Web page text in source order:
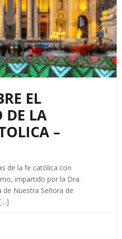
EL
DE LA
–
de la fe católica con
impartido por la Dra.
de Nuestra Señora de